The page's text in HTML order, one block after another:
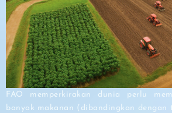
FAO memperkirakan dunia perlu
banyak makanan (dibandingkan dengan